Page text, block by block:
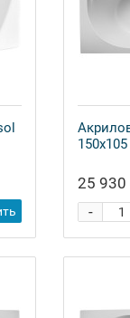
25 930
-